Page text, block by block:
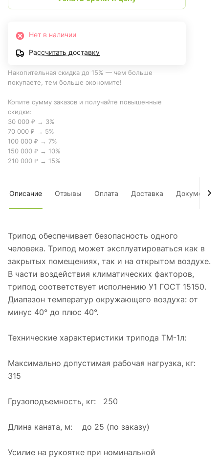
Нет в наличии
Рассчитать доставку
Накопительная скидка до 15% — чем больше
покупаете, тем больше экономите!
Копите сумму заказов и получайте повышенные
скидки:
30 000 ₽ → 3%
70 000 ₽ → 5%
100 000 ₽ → 7%
150 000 ₽ → 10%
210 000 ₽ → 15%
Описание Отзывы Оплата Доставка Документы
Трипод обеспечивает безопасность одного
человека. Трипод может эксплуатироваться как в
закрытых помещениях, так и на открытом воздухе.
В части воздействия климатических факторов,
трипод соответствует исполнению У1 ГОСТ 15150.
Диапазон температур окружающего воздуха: от
минус 40° до плюс 40°.
Технические характеристики трипода ТМ-1л:
Максимально допустимая рабочая нагрузка, кг:
315
Грузоподъемность, кг: 250
Длина каната, м: до 25 (по заказу)
Усилие на рукоятке при номинальной